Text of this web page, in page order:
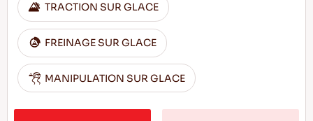
TRACTION SUR GLACE
FREINAGE SUR GLACE
MANIPULATION SUR GLACE